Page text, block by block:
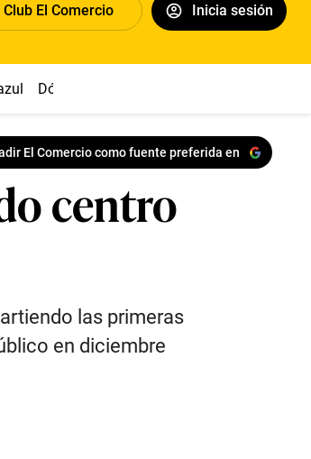
El Comercio Inicia sesión
Dólar
El Comercio como fuente preferida en
centro
las primeras
en diciembre